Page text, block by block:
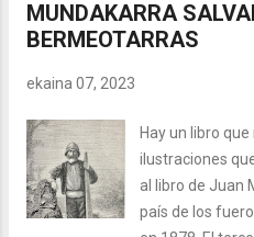
que me intrigan:
misterioso
flamencos que
comerciantes
de Bilbao y la
duda, esto
flamencas en
MUNDAKARRA
BERMEOTARRAS
ekaina 07, 2023
Hay un libro
ilustraciones
al libro de Juan
país de los